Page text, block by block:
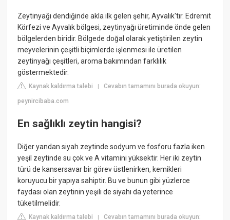
Zeytinyağı dendiğinde akla ilk gelen şehir, Ayvalık'tır. Edremit
Körfezi ve Ayvalık bölgesi, zeytinyağı üretiminde önde gelen
bölgelerden biridir. Bölgede doğal olarak yetiştirilen zeytin
meyvelerinin çeşitli biçimlerde işlenmesi ile üretilen
zeytinyağı çeşitleri, aroma bakımından farklılık
göstermektedir.
Kaynak kaldırma talebi |Cevabın tamamını burada okuyun:
peynircibaba.com
En sağlıklı zeytin hangisi?
Diğer yandan siyah zeytinde sodyum ve fosforu fazla iken
yeşil zeytinde su çok ve A vitamini yüksektir. Her iki zeytin
türü de kansersavar bir görev üstlenirken, kemikleri
koruyucu bir yapıya sahiptir. Bu ve bunun gibi yüzlerce
faydası olan zeytinin yeşili de siyahı da yeterince
tüketilmelidir.
Kaynak kaldırma talebi |Cevabın tamamını burada okuyun: